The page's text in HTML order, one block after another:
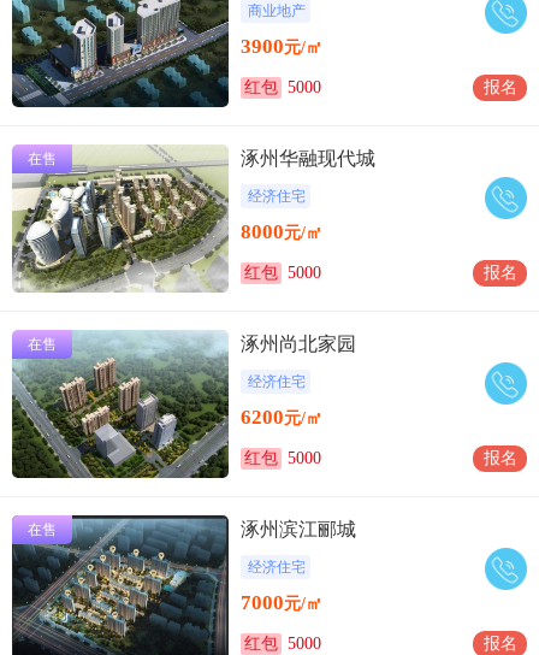
商业地产
3900元/㎡
红包 5000 报名
在售 涿州华融现代城
经济住宅
8000元/㎡
红包 5000 报名
在售 涿州尚北家园
经济住宅
6200元/㎡
红包 5000 报名
在售 涿州滨江郦城
经济住宅
7000元/㎡
红包 5000 报名